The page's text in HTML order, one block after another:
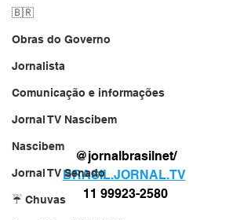
🇧🇷
Obras do Governo
Jornalista
Comunicação e informações
Jornal TV Nascibem
Nascibem
Jornal TV Senado
☔ Chuvas
@jornalbrasilnet/
BRASIL.JORNAL.TV
11 99923-2580